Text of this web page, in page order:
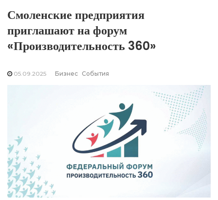
Смоленские предприятия
приглашают на форум
«Производительность 360»
05.09.2025 Бизнес События